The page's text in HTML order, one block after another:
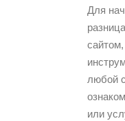
Для
любой
или